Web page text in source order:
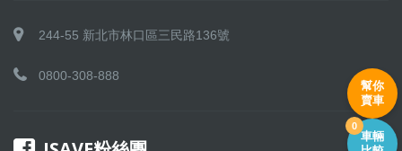
244-55 新北市林口區三民路136號
0800-308-888
幫你
賣車
車輛
0